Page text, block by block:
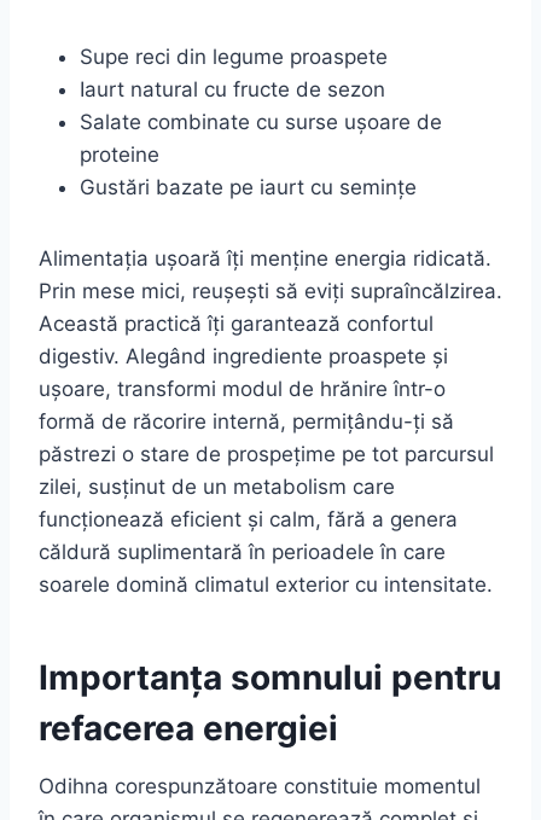
Supe reci din legume proaspete
Iaurt natural cu fructe de sezon
Salate combinate cu surse ușoare de
proteine
Gustări bazate pe iaurt cu semințe
Alimentația ușoară îți menține energia ridicată.
Prin mese mici, reușești să eviți supraîncălzirea.
Această practică îți garantează confortul
digestiv. Alegând ingrediente proaspete și
ușoare, transformi modul de hrănire într-o
formă de răcorire internă, permițându-ți să
păstrezi o stare de prospețime pe tot parcursul
zilei, susținut de un metabolism care
funcționează eficient și calm, fără a genera
căldură suplimentară în perioadele în care
soarele domină climatul exterior cu intensitate.
Importanța somnului pentru
refacerea energiei
Odihna corespunzătoare constituie momentul